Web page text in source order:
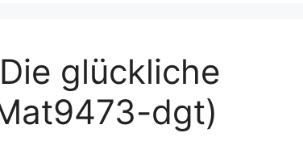
glückliche
dgt)